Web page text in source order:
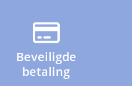
Beveiligde
betaling